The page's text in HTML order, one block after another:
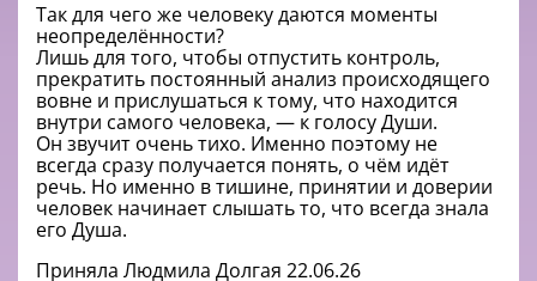
Так для чего же человеку даются моменты
неопределённости?
Лишь для того, чтобы отпустить контроль,
прекратить постоянный анализ происходящего
вовне и прислушаться к тому, что находится
внутри самого человека, — к голосу Души.
Он звучит очень тихо. Именно поэтому не
всегда сразу получается понять, о чём идёт
речь. Но именно в тишине, принятии и доверии
человек начинает слышать то, что всегда знала
его Душа.
Приняла Людмила Долгая 22.06.26